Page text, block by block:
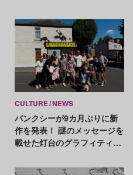
CULTURE NEWS
バンクシーが9カ月ぶりに新
作を発表！ 謎のメッセージを
載せた灯台のグラフィティは